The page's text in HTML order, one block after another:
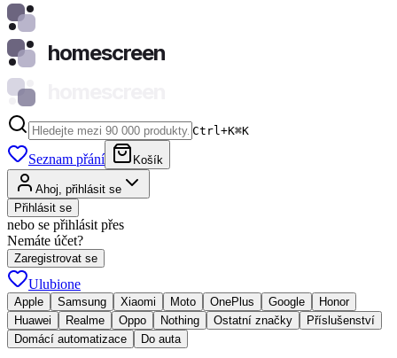
homescreen
Ctrl+K⌘K
Seznam přání Košík
Ahoj, přihlásit se
Přihlásit se
nebo se přihlásit přes
Nemáte účet?
Zaregistrovat se
Ulubione
Apple Samsung Xiaomi Moto OnePlus Google
Honor
Huawei
Realme Oppo Nothing Ostatní značky
Příslušenství
Domácí automatizace
Do auta